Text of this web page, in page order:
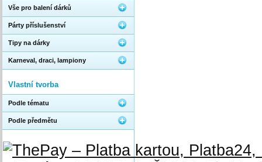
Vše pro balení dárků
Párty příslušenství
Tipy na dárky
Karneval, draci, lampiony
Vlastní tvorba
Podle tématu
Podle předmětu